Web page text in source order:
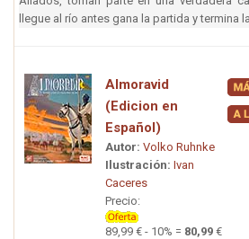
llegue al río antes gana la partida y termina
Almoravid
(Edicion en
Español)
Autor: Volko Ruhnke
Ilustración: Ivan
Caceres
Precio:
89,99 € - 10% = 80,99 €